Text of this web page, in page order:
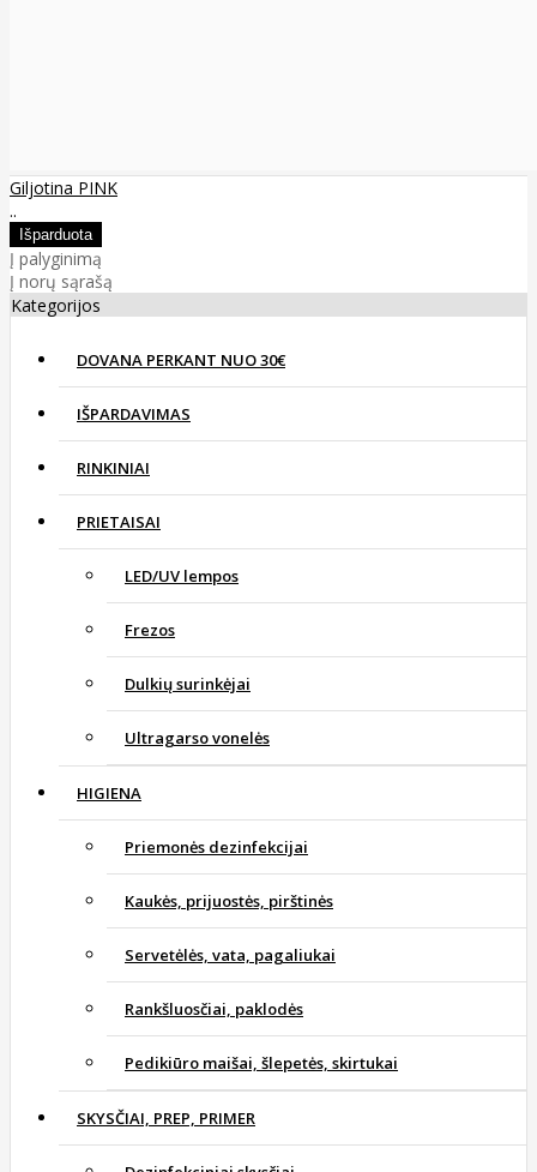
Giljotina PINK
..
Į palyginimą
Į norų sąrašą
Kategorijos
DOVANA PERKANT NUO 30€
IŠPARDAVIMAS
RINKINIAI
PRIETAISAI
LED/UV lempos
Frezos
Dulkių surinkėjai
Ultragarso vonelės
HIGIENA
Priemonės dezinfekcijai
Kaukės, prijuostės, pirštinės
Servetėlės, vata, pagaliukai
Rankšluosčiai, paklodės
Pedikiūro maišai, šlepetės, skirtukai
SKYSČIAI, PREP, PRIMER